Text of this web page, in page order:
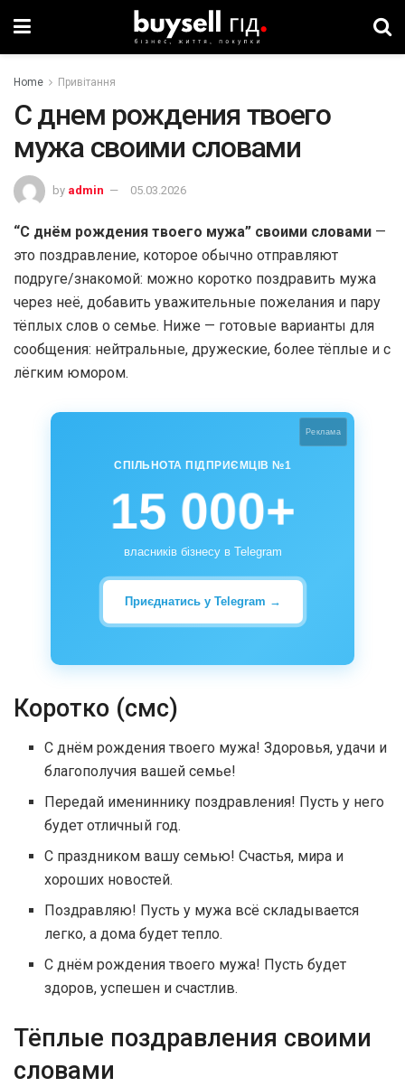
Home Привітання
С днем рождения твоего
мужа своими словами
by admin 05.03.2026
“С днём рождения твоего мужа” своими словами —
это поздравление, которое обычно отправляют
подруге/знакомой: можно коротко поздравить мужа
через неё, добавить уважительные пожелания и пару
тёплых слов о семье. Ниже — готовые варианты для
сообщения: нейтральные, дружеские, более тёплые и с
лёгким юмором.
Реклама
СПІЛЬНОТА ПІДПРИЄМЦІВ №1
15 000+
власників бізнесу в Telegram
Приєднатись у Telegram →
Коротко (смс)
С днём рождения твоего мужа! Здоровья, удачи и
благополучия вашей семье!
Передай имениннику поздравления! Пусть у него
будет отличный год.
С праздником вашу семью! Счастья, мира и
хороших новостей.
Поздравляю! Пусть у мужа всё складывается
легко, а дома будет тепло.
С днём рождения твоего мужа! Пусть будет
здоров, успешен и счастлив.
Тёплые поздравления своими
словами